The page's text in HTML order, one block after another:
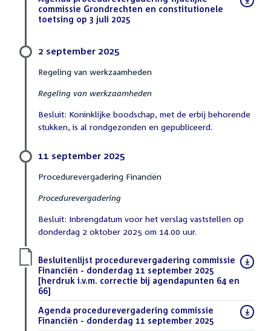
bestand:
commissie Grondrechten en constitutionele
toetsing op 3 juli 2025
2 september 2025
Regeling van werkzaamheden
Regeling van werkzaamheden
Besluit: Koninklijke boodschap, met de erbij behorende
stukken, is al rondgezonden en gepubliceerd.
11 september 2025
Procedurevergadering Financiën
Procedurevergadering
Besluit: Inbrengdatum voor het verslag vaststellen op
donderdag 2 oktober 2025 om 14.00 uur.
Download
bestand:
Besluitenlijst procedurevergadering commissie
Financiën - donderdag 11 september 2025
[herdruk i.v.m. correctie bij agendapunten 64 en
66]
Download
bestand:
Agenda procedurevergadering commissie
Financiën - donderdag 11 september 2025